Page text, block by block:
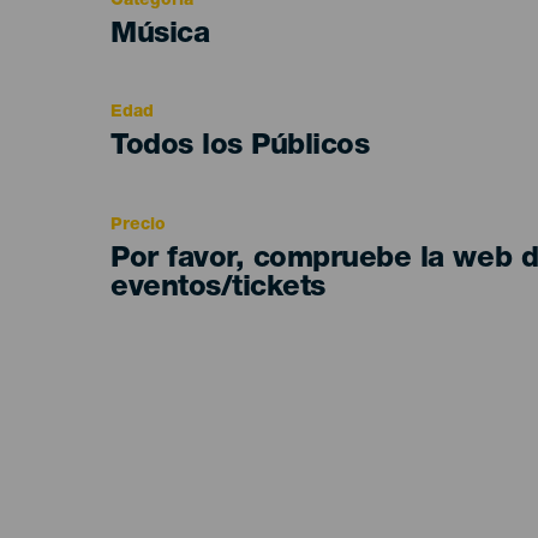
Categoría
Música
Edad
Edad
Todos los Públicos
Precio
Por favor, compruebe la web
eventos/tickets